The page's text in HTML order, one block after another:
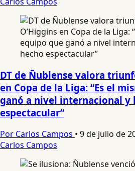
DT de Ñublense valora
en Copa de la Liga: “Es el
ganó a nivel internacional y
espectacular”
Por Carlos Campos • 9 de julio de
Carlos Campos